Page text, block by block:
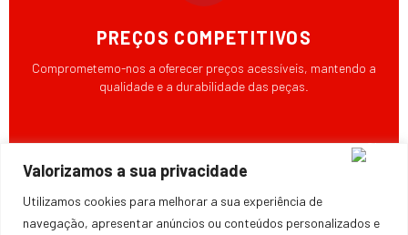
Valorizamos a sua privacidade
Utilizamos cookies para melhorar a sua experiência de
navegação, apresentar anúncios ou conteúdos personalizados e
PREÇOS COMPETITIVOS
Comprometemo-nos a oferecer preços acessíveis, mantendo a
qualidade e a durabilidade das peças.
KNITTED BY MACHO MEN